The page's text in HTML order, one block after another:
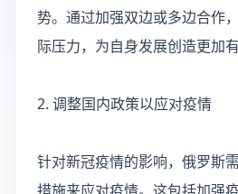
势。通过加强双边或多边合作
际压力，为自身发展创造更加
2. 调整国内政策以应对疫情
针对新冠疫情的影响，俄罗斯